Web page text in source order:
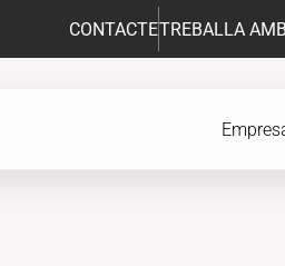
CONTACTETREBALLA